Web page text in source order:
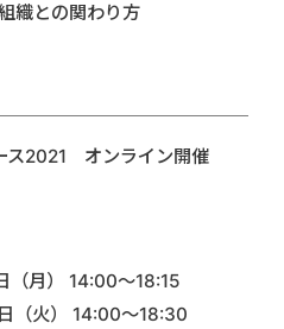
織との関わり方
ス2021 オンライン開催
（月） 14:00〜18:15
（火） 14:00〜18:30